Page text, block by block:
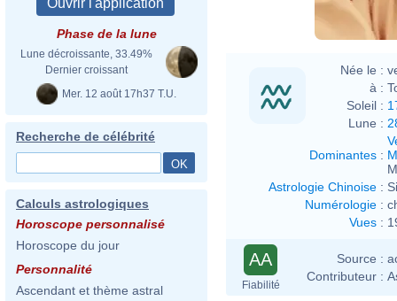
Phase de la lune
Lune décroissante, 33.49%
Dernier croissant
Mer. 12 août 17h37 T.U.
Recherche de célébrité
Calculs astrologiques
Horoscope personnalisé
Horoscope du jour
Personnalité
Ascendant et thème astral
Née le :
à :
Soleil :
Lune :
Dominantes :
Astrologie Chinoise :
Numérologie :
Vues :
AA
Fiabilité
Source :
Contributeur :